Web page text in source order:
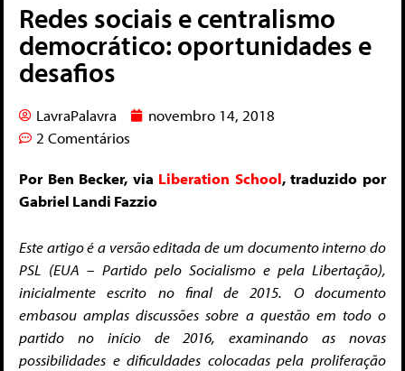
Redes sociais e centralismo
democrático: oportunidades e
desafios
LavraPalavra
novembro 14, 2018
2 Comentários
Por Ben Becker, via Liberation School, traduzido por
Gabriel Landi Fazzio
Este artigo é a versão editada de um documento interno do
PSL (EUA – Partido pelo Socialismo e pela Libertação),
inicialmente escrito no final de 2015. O documento
embasou amplas discussões sobre a questão em todo o
partido no início de 2016, examinando as novas
possibilidades e dificuldades colocadas pela proliferação